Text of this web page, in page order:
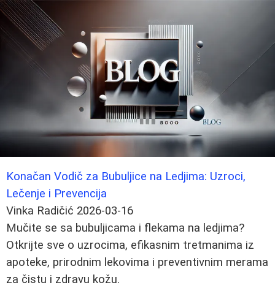
Konačan Vodič za Bubuljice na Ledjima: Uzroci,
Lečenje i Prevencija
Vinka Radičić 2026-03-16
Mučite se sa bubuljicama i flekama na ledjima?
Otkrijte sve o uzrocima, efikasnim tretmanima iz
apoteke, prirodnim lekovima i preventivnim merama
za čistu i zdravu kožu.